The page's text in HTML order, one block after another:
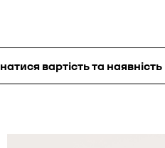
вартість та наявність